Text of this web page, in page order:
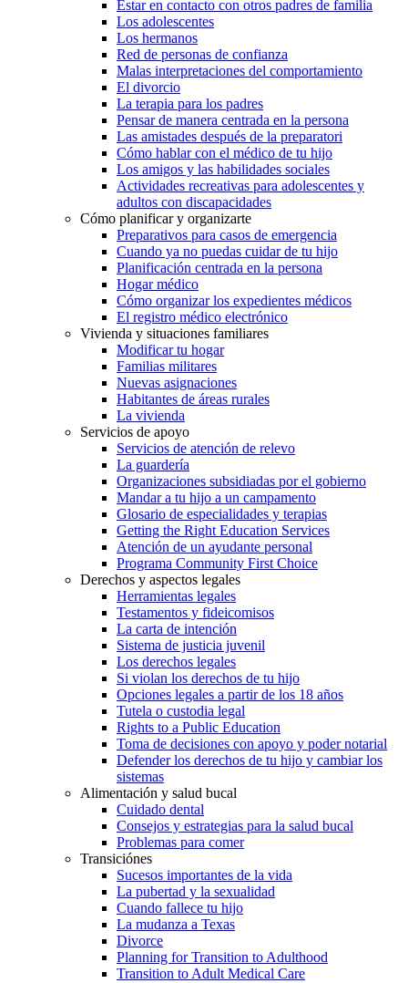
Estar en contacto con otros padres de familia
Los adolescentes
Los hermanos
Red de personas de confianza
Malas interpretaciones del comportamiento
El divorcio
La terapia para los padres
Pensar de manera centrada en la persona
Las amistades después de la preparatori
Cómo hablar con el médico de tu hijo
Los amigos y las habilidades sociales
Actividades recreativas para adolescentes y
adultos con discapacidades
Cómo planificar y organizarte
Preparativos para casos de emergencia
Cuando ya no puedas cuidar de tu hijo
Planificación centrada en la persona
Hogar médico
Cómo organizar los expedientes médicos
El registro médico electrónico
Vivienda y situaciones familiares
Modificar tu hogar
Familias militares
Nuevas asignaciones
Habitantes de áreas rurales
La vivienda
Servicios de apoyo
Servicios de atención de relevo
La guardería
Organizaciones subsidiadas por el gobierno
Mandar a tu hijo a un campamento
Glosario de especialidades y terapias
Getting the Right Education Services
Atención de un ayudante personal
Programa Community First Choice
Derechos y aspectos legales
Herramientas legales
Testamentos y fideicomisos
La carta de intención
Sistema de justicia juvenil
Los derechos legales
Si violan los derechos de tu hijo
Opciones legales a partir de los 18 años
Tutela o custodia legal
Rights to a Public Education
Toma de decisiones con apoyo y poder notarial
Defender los derechos de tu hijo y cambiar los
sistemas
Alimentación y salud bucal
Cuidado dental
Consejos y estrategias para la salud bucal
Problemas para comer
Transiciónes
Sucesos importantes de la vida
La pubertad y la sexualidad
Cuando fallece tu hijo
La mudanza a Texas
Divorce
Planning for Transition to Adulthood
Transition to Adult Medical Care